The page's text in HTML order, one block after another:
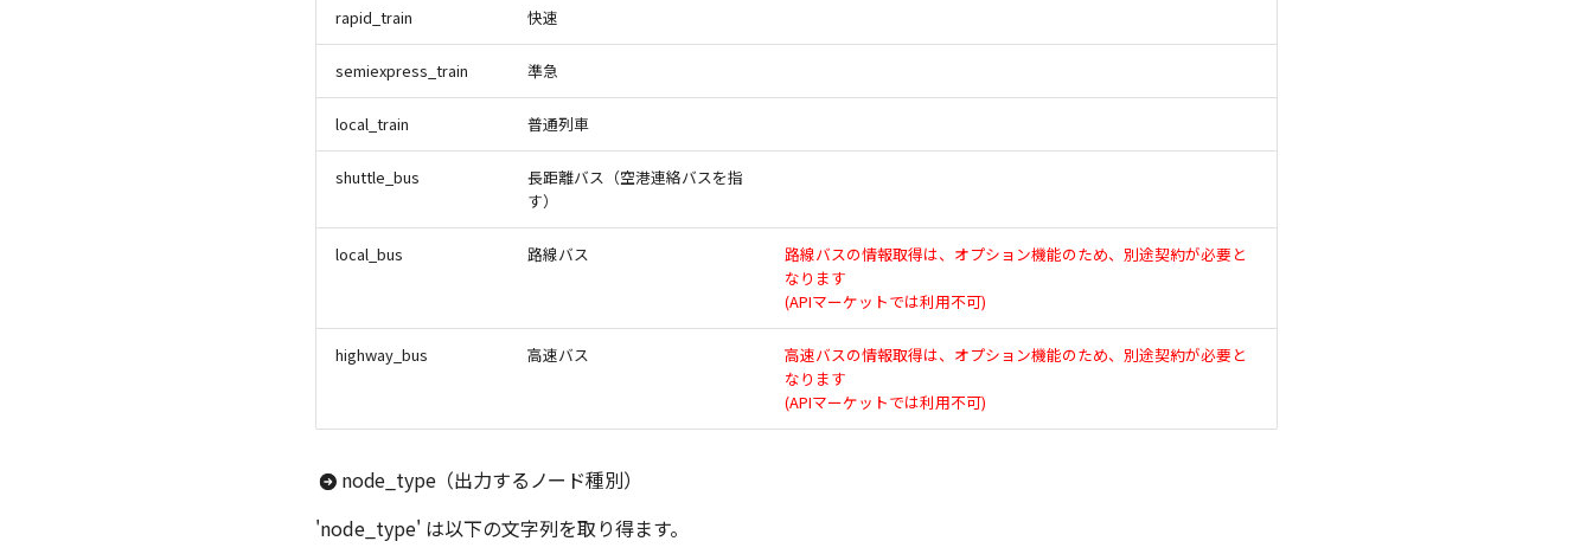
rapid_train 快速
semiexpress_train 準急
local_train 普通列車
shuttle_bus
長距離バス（空港連絡バスを指
す）
local_bus 路線バス
路線バスの情報取得は、オプション機能のため、別途契約が必要と
なります
(APIマーケットでは利用不可)
highway_bus 高速バス
高速バスの情報取得は、オプション機能のため、別途契約が必要と
なります
(APIマーケットでは利用不可)
node_type（出力するノード種別）
'node_type' は以下の文字列を取り得ます。